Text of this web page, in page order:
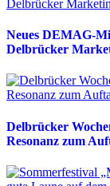
Neues DEMAG-
Delbrücker
Delbrücker
Resonanz zum